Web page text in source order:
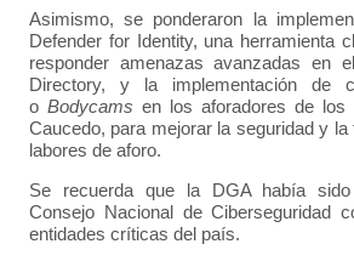
Asimismo, se ponderaron la
Defender for Identity, una herramienta
responder amenazas avanzadas en
Directory, y la implementación de
o Bodycams en los aforadores de
Caucedo, para mejorar la seguridad y la
labores de aforo.
Se recuerda que la DGA había
Consejo Nacional de Ciberseguridad
entidades críticas del país.